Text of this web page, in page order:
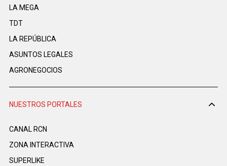
LA MEGA
TDT
LA REPÚBLICA
ASUNTOS LEGALES
AGRONEGOCIOS
NUESTROS PORTALES
CANAL RCN
ZONA INTERACTIVA
SUPERLIKE